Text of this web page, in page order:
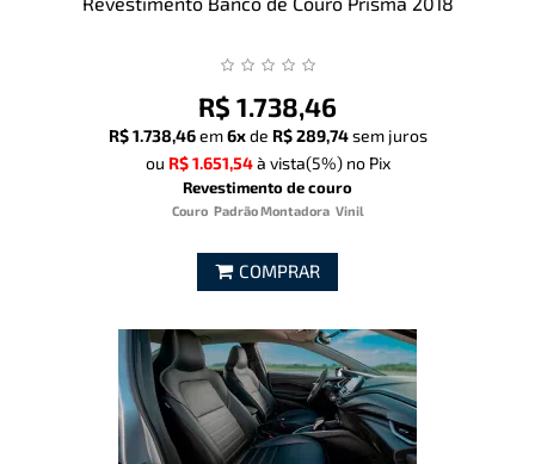
R$ 1.738,46
R$ 1.738,46 em6x de R$ 289,74 sem juros
ou R$ 1.651,54à vista(5%)no Pix
Revestimento de couro
Couro Padrão Montadora Vinil
COMPRAR